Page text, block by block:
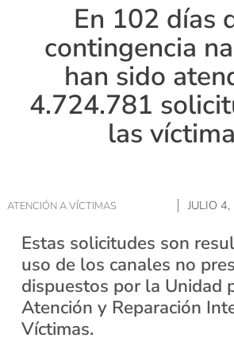
En 102 días
contingencia
han sido
4.724.781
las
ATENCIÓN A VÍCTIMAS JULIO
Estas solicitudes son
uso de los canales no
dispuestos por la Unidad
Atención y Reparación
Víctimas.